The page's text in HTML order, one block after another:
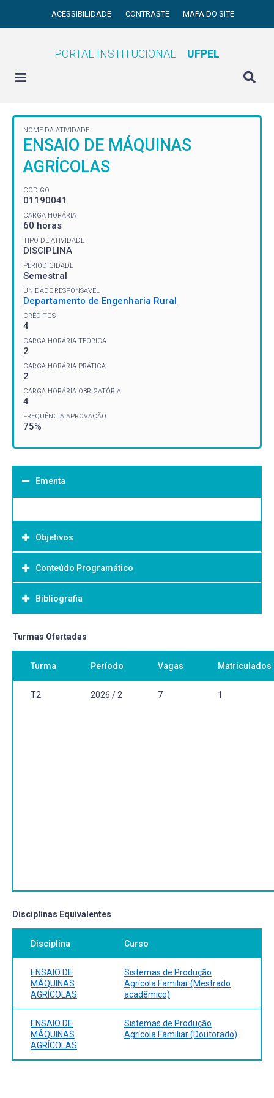
ACESSIBILIDADE CONTRASTE MAPA DO SITE
PORTAL INSTITUCIONAL UFPEL
NOME DA ATIVIDADE
ENSAIO DE MÁQUINAS
AGRÍCOLAS
CÓDIGO
01190041
CARGA HORÁRIA
60 horas
TIPO DE ATIVIDADE
DISCIPLINA
PERIODICIDADE
Semestral
UNIDADE RESPONSÁVEL
Departamento de Engenharia Rural
CRÉDITOS
4
CARGA HORÁRIA TEÓRICA
2
CARGA HORÁRIA PRÁTICA
2
CARGA HORÁRIA OBRIGATÓRIA
4
FREQUÊNCIA APROVAÇÃO
75%
Ementa
Objetivos
Objetivo Geral:
Conteúdo Programático
Bibliografia
Bibliografia Básica:
Turmas Ofertadas
Turma Período Vagas Matriculados
T2 2026 / 2 7 1
Disciplinas Equivalentes
Disciplina Curso
ENSAIO DE
MÁQUINAS
AGRÍCOLAS
Sistemas de Produção
Agrícola Familiar (Mestrado
acadêmico)
ENSAIO DE
MÁQUINAS
AGRÍCOLAS
Sistemas de Produção
Agrícola Familiar (Doutorado)